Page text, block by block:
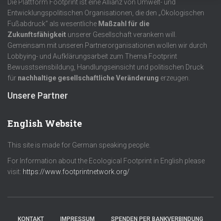
Die Plattform Footprint ist eine Allianz von Umwelt- und
Entwicklungspolitischen Organisationen, die den „Ökologischen
Fußabdruck“ als wesentliche Maßzahl für die
Zukunftsfähigkeit unserer Gesellschaft verankern will.
Gemeinsam mit unseren Partnerorganisationen wollen wir durch
Lobbying- und Aufklärungsarbeit zum Thema Footprint
Bewusstseinsbildung, Handlungseinsicht und politischen Druck
für nachhaltige gesellschaftliche Veränderung erzeugen.
Unsere Partner
English Website
This site is made for German speaking people.
For Information about the Ecological Footprint in English please
visit: https://www.footprintnetwork.org/
KONTAKT IMPRESSUM SPENDEN PER BANKVERBINDUNG